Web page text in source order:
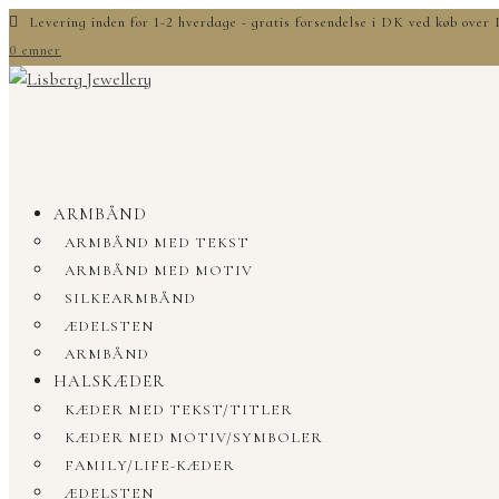
Levering inden for 1-2 hverdage - gratis forsendelse i DK ved køb
0 emner
ARMBÅND
ARMBÅND MED TEKST
ARMBÅND MED MOTIV
SILKEARMBÅND
ÆDELSTEN
ARMBÅND
HALSKÆDER
KÆDER MED TEKST/TITLER
KÆDER MED MOTIV/SYMBOLER
FAMILY/LIFE-KÆDER
ÆDELSTEN